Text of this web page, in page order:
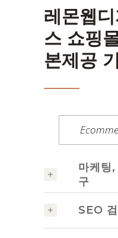
레몬웹
스 쇼핑
본제공
마케팅
구
SEO